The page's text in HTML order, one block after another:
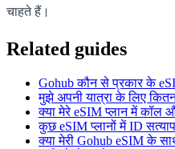
चाहते हैं।
Related guides
Gohub कौन से प्रकार के
मुझे अपनी यात्रा के लिए
क्या मेरे eSIM प्लान में कॉल
कुछ eSIM प्लानों में ID
क्या मेरी Gohub eSIM के